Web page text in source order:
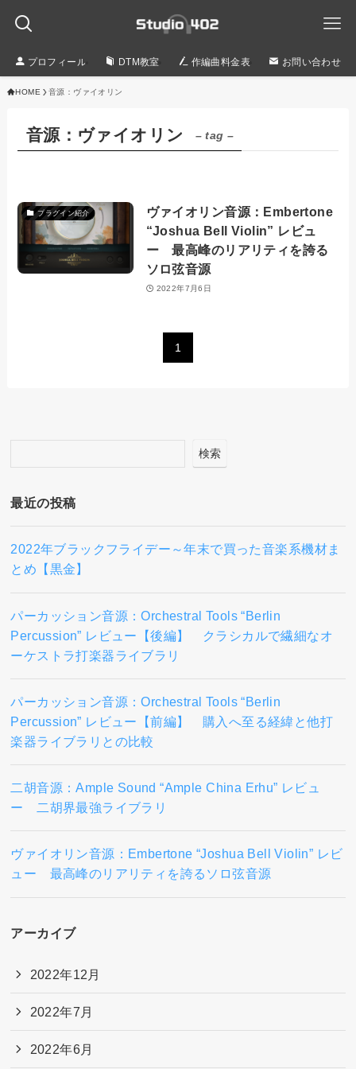
プロフィール DTM教室 作編曲料金表 お問い合わせ
HOME 音源：ヴァイオリン
音源：ヴァイオリン – tag –
プラグイン紹介
ヴァイオリン音源：Embertone
“Joshua Bell Violin” レビュ
ー 最高峰のリアリティを誇る
ソロ弦音源
2022年7月6日
1
検索
最近の投稿
2022年ブラックフライデー～年末で買った音楽系機材ま
とめ【黒金】
パーカッション音源：Orchestral Tools “Berlin
Percussion” レビュー【後編】 クラシカルで繊細なオ
ーケストラ打楽器ライブラリ
パーカッション音源：Orchestral Tools “Berlin
Percussion” レビュー【前編】 購入へ至る経緯と他打
楽器ライブラリとの比較
二胡音源：Ample Sound “Ample China Erhu” レビュ
ー 二胡界最強ライブラリ
ヴァイオリン音源：Embertone “Joshua Bell Violin” レビ
ュー 最高峰のリアリティを誇るソロ弦音源
アーカイブ
2022年12月
2022年7月
2022年6月